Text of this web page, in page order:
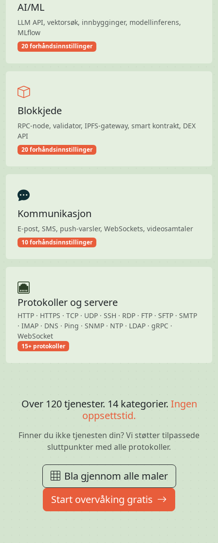
AI/ML
LLM API, vektorsøk, innbygginger, modellinferens,
MLflow
20 forhåndsinnstillinger
Blokkjede
RPC-node, validator, IPFS-gateway, smart kontrakt, DEX
API
20 forhåndsinnstillinger
Kommunikasjon
E-post, SMS, push-varsler, WebSockets, videosamtaler
10 forhåndsinnstillinger
Protokoller og servere
HTTP · HTTPS · TCP · UDP · SSH · RDP · FTP · SFTP · SMTP
· IMAP · DNS · Ping · SNMP · NTP · LDAP · gRPC ·
WebSocket
15+ protokoller
Over 120 tjenester. 14 kategorier. Ingen
oppsettstid.
Finner du ikke tjenesten din? Vi støtter tilpassede
sluttpunkter med alle protokoller.
Bla gjennom alle maler
Start overvåking gratis